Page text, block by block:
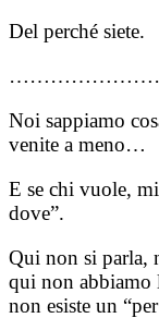
Del perché siete.
Noi sappiamo
venite a meno…
E se chi vuole,
dove”.
Qui non si parla,
qui non abbiamo
non esiste un